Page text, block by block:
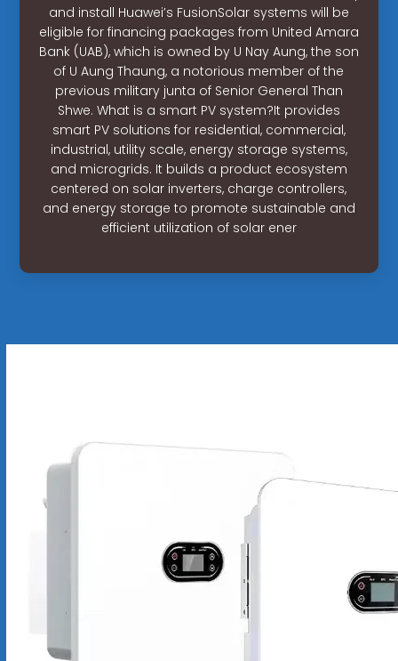
and install Huawei’s FusionSolar systems will be
eligible for financing packages from United Amara
Bank (UAB), which is owned by U Nay Aung, the son
of U Aung Thaung, a notorious member of the
previous military junta of Senior General Than
Shwe. What is a smart PV system?It provides
smart PV solutions for residential, commercial,
industrial, utility scale, energy storage systems,
and microgrids. It builds a product ecosystem
centered on solar inverters, charge controllers,
and energy storage to promote sustainable and
efficient utilization of solar ener